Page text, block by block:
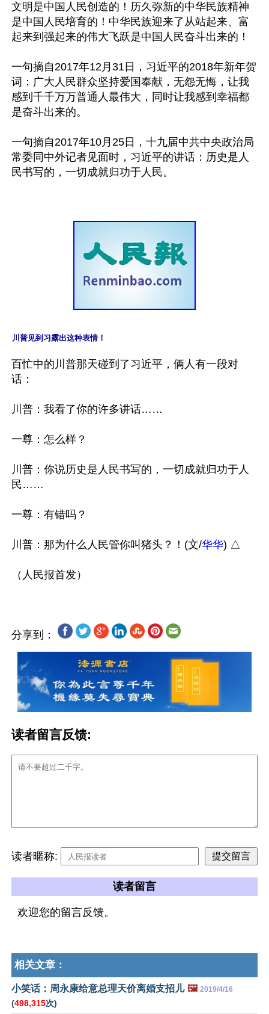
文明是中国人民创造的！历久弥新的中华民族精神
是中国人民培育的！中华民族迎来了从站起来、富
起来到强起来的伟大飞跃是中国人民奋斗出来的！
一句摘自2017年12月31日，习近平的2018年新年贺
词：广大人民群众坚持爱国奉献，无怨无悔，让我
感到千千万万普通人最伟大，同时让我感到幸福都
是奋斗出来的。
一句摘自2017年10月25日，十九届中共中央政治局
常委同中外记者见面时，习近平的讲话：历史是人
民书写的，一切成就归功于人民。
川普见到习露出这种表情！
百忙中的川普那天碰到了习近平，俩人有一段对
话：
川普：我看了你的许多讲话……
一尊：怎么样？
川普：你说历史是人民书写的，一切成就归功于人
民……
一尊：有错吗？
川普：那为什么人民管你叫猪头？！(文/华华) △
分享到：
读者留言反馈:
读者暱称:
读者留言
欢迎您的留言反馈。
相关文章：
小笑话：周永康给意总理天价离婚支招儿 🖼️ 2019/4/16
(498,315次)